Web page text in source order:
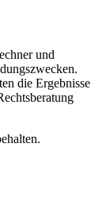
und
die Ergebnisse